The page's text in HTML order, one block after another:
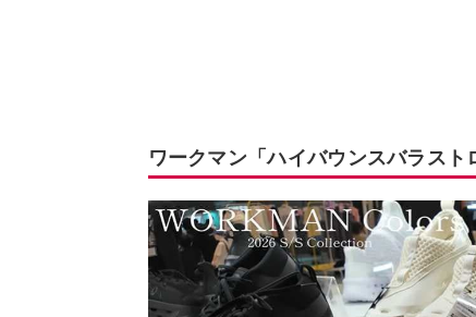
ワークマン「ハイバウンスバラス